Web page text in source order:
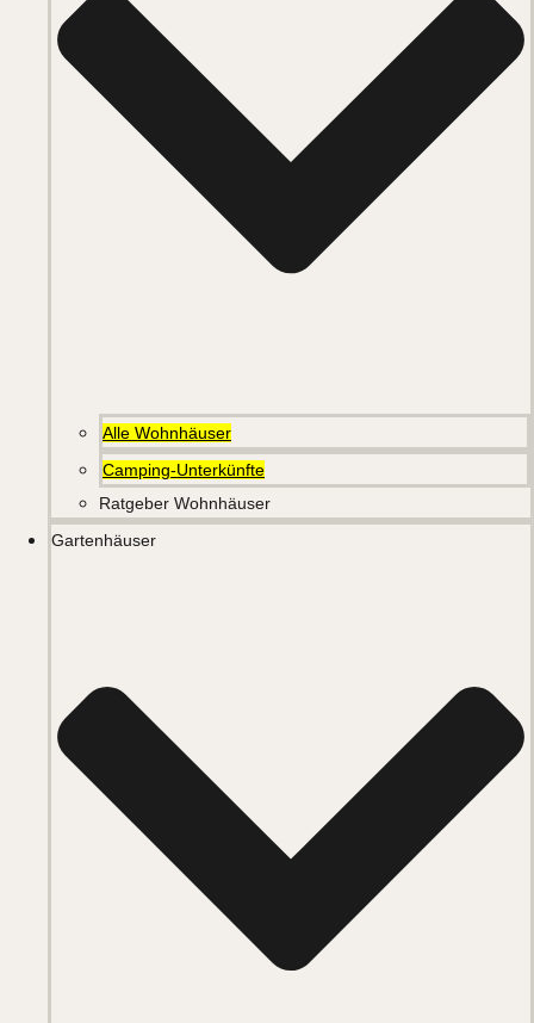
Alle Wohnhäuser
Camping-Unterkünfte
Ratgeber Wohnhäuser
Gartenhäuser